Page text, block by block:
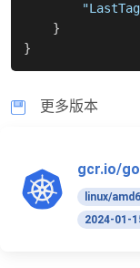
}
}
更多版本
gcr.io/
linux/
2024-01-